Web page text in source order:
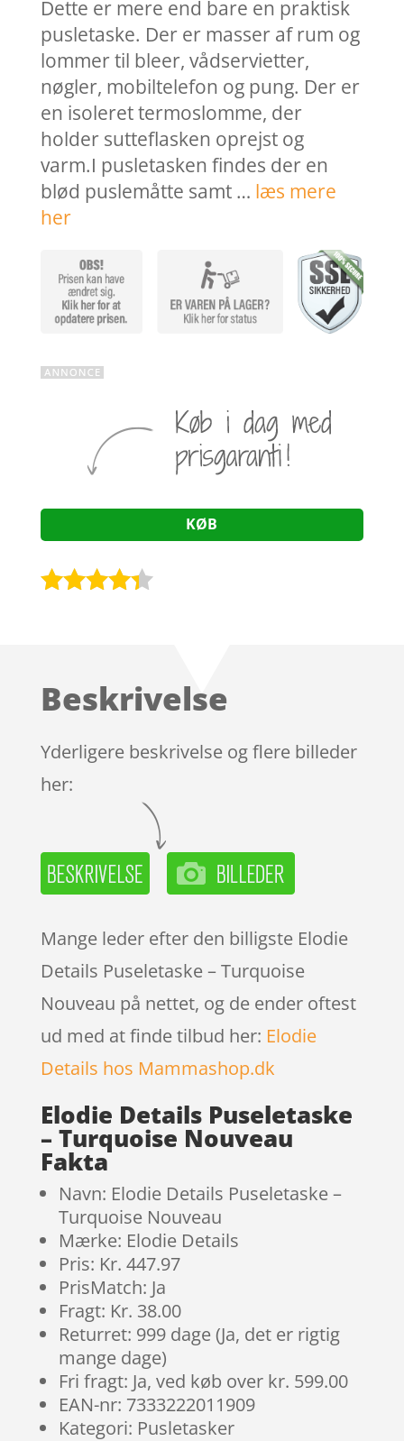
799,95 kr..
Dette er mere end bare en praktisk
pusletaske. Der er masser af rum og
lommer til bleer, vådservietter,
nøgler, mobiltelefon og pung. Der er
en isoleret termoslomme, der
holder sutteflasken oprejst og
varm.I pusletasken findes der en
blød puslemåtte samt … læs mere
her
KØB
på
mmelser
Beskrivelse
Yderligere beskrivelse og flere billeder
her:
Mange leder efter den billigste Elodie
Details Puseletaske – Turquoise
Nouveau på nettet, og de ender oftest
ud med at finde tilbud her: Elodie
Details hos Mammashop.dk
Elodie Details Puseletaske
– Turquoise Nouveau
Fakta
Navn: Elodie Details Puseletaske –
Turquoise Nouveau
Mærke: Elodie Details
Pris: Kr. 447.97
PrisMatch: Ja
Fragt: Kr. 38.00
Returret: 999 dage (Ja, det er rigtig
mange dage)
Fri fragt: Ja, ved køb over kr. 599.00
EAN-nr: 7333222011909
Kategori: Pusletasker